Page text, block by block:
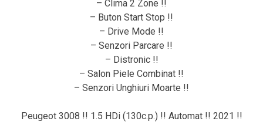
– Clima 2 Zone !!
– Buton Start Stop !!
– Drive Mode !!
– Senzori Parcare !!
– Distronic !!
– Salon Piele Combinat !!
– Senzori Unghiuri Moarte !!
Peugeot 3008 !! 1.5 HDi (130c.p.) !! Automat !! 2021 !!